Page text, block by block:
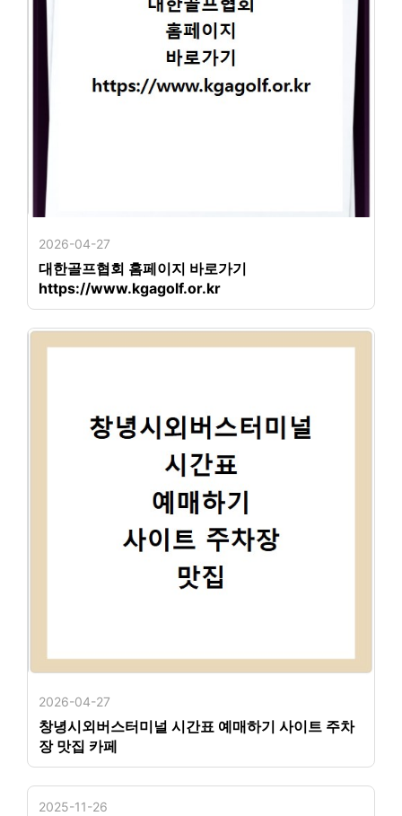
2026-04-27
대한골프협회 홈페이지 바로가기
https://www.kgagolf.or.kr
2026-04-27
창녕시외버스터미널 시간표 예매하기 사이트 주차
장 맛집 카페
2025-11-26